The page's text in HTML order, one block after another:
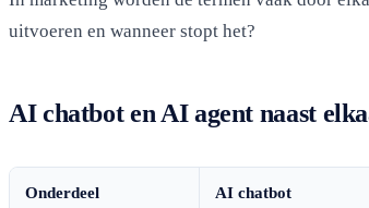
uitvoeren en wanneer stopt het?
AI chatbot en AI agent naast
Onderdeel AI chatbot